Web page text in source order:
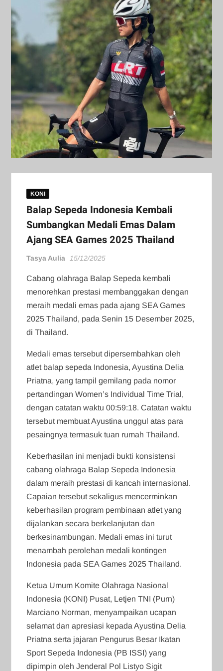
KONI
Balap Sepeda Indonesia Kembali
Sumbangkan Medali Emas Dalam
Ajang SEA Games 2025 Thailand
Tasya Aulia 15/12/2025
Cabang olahraga Balap Sepeda kembali
menorehkan prestasi membanggakan dengan
meraih medali emas pada ajang SEA Games
2025 Thailand, pada Senin 15 Desember 2025,
di Thailand.
Medali emas tersebut dipersembahkan oleh
atlet balap sepeda Indonesia, Ayustina Delia
Priatna, yang tampil gemilang pada nomor
pertandingan Women’s Individual Time Trial,
dengan catatan waktu 00:59:18. Catatan waktu
tersebut membuat Ayustina unggul atas para
pesaingnya termasuk tuan rumah Thailand.
Keberhasilan ini menjadi bukti konsistensi
cabang olahraga Balap Sepeda Indonesia
dalam meraih prestasi di kancah internasional.
Capaian tersebut sekaligus mencerminkan
keberhasilan program pembinaan atlet yang
dijalankan secara berkelanjutan dan
berkesinambungan. Medali emas ini turut
menambah perolehan medali kontingen
Indonesia pada SEA Games 2025 Thailand.
Ketua Umum Komite Olahraga Nasional
Indonesia (KONI) Pusat, Letjen TNI (Purn)
Marciano Norman, menyampaikan ucapan
selamat dan apresiasi kepada Ayustina Delia
Priatna serta jajaran Pengurus Besar Ikatan
Sport Sepeda Indonesia (PB ISSI) yang
dipimpin oleh Jenderal Pol Listyo Sigit